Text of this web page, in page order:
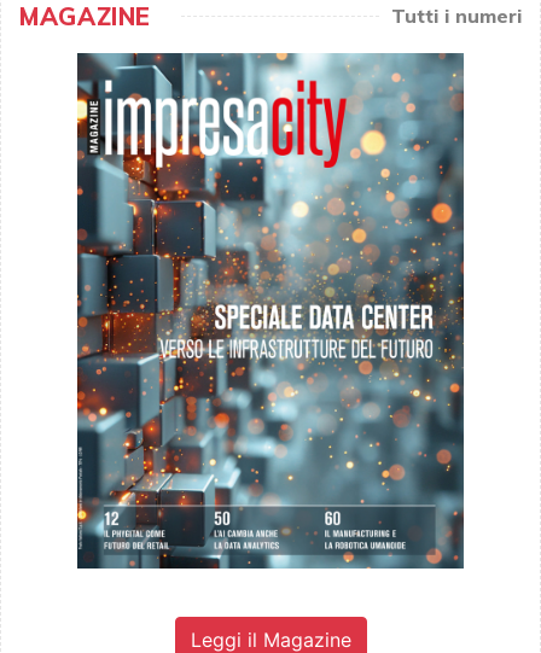
MAGAZINE Tutti i numeri
Leggi il Magazine